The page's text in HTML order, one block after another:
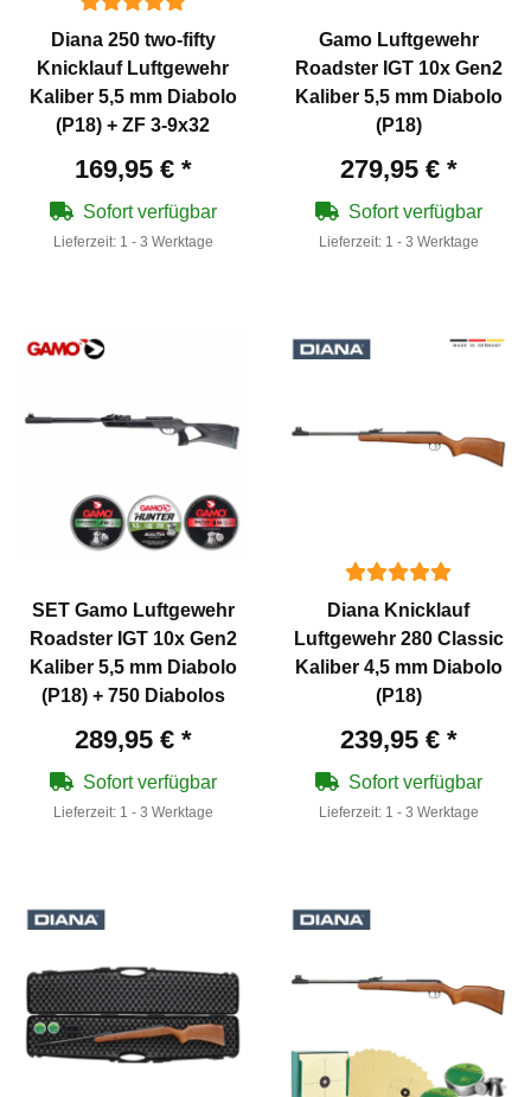
Diana 250 two-fifty
Knicklauf Luftgewehr
Kaliber 5,5 mm Diabolo
(P18) + ZF 3-9x32
169,95 € *
Sofort verfügbar
Lieferzeit: 1 - 3 Werktage
Gamo Luftgewehr
Roadster IGT 10x Gen2
Kaliber 5,5 mm Diabolo
(P18)
279,95 € *
Sofort verfügbar
Lieferzeit: 1 - 3 Werktage
SET Gamo Luftgewehr
Roadster IGT 10x Gen2
Kaliber 5,5 mm Diabolo
(P18) + 750 Diabolos
289,95 € *
Sofort verfügbar
Lieferzeit: 1 - 3 Werktage
Diana Knicklauf
Luftgewehr 280 Classic
Kaliber 4,5 mm Diabolo
(P18)
239,95 € *
Sofort verfügbar
Lieferzeit: 1 - 3 Werktage